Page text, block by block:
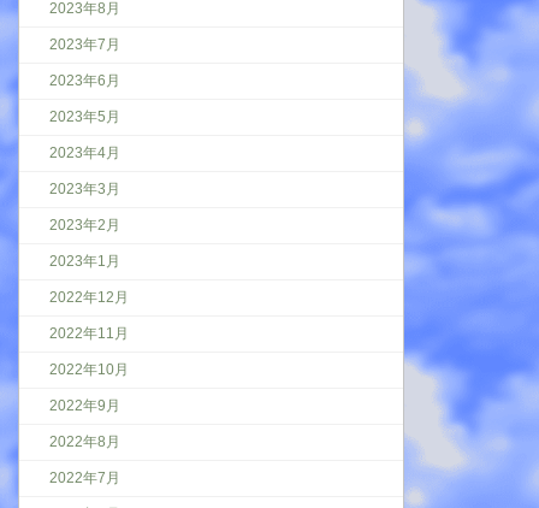
2023年8月
2023年7月
2023年6月
2023年5月
2023年4月
2023年3月
2023年2月
2023年1月
2022年12月
2022年11月
2022年10月
2022年9月
2022年8月
2022年7月